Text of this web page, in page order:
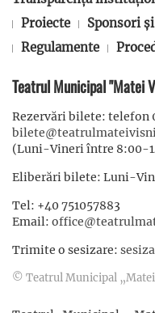
Proiecte
Sponsori
Regulamente
Teatrul Municipal "Matei
Rezervări bilete: telefon
(Luni-Vineri între 8:00-
Eliberări bilete: Luni-
Tel: +40 751057883
Email:
Trimite o sesizare:
© Teatrul Municipal „Matei